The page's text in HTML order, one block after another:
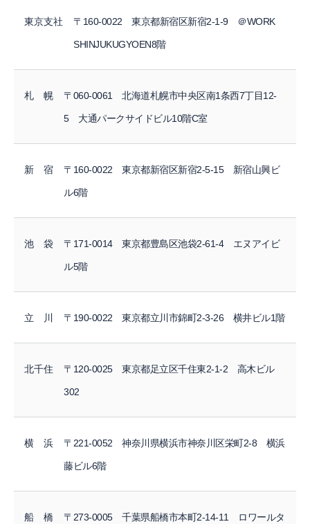
東京支社
〒160-0022 東京都新宿区新宿2-1-9 ＠WORK
SHINJUKUGYOEN8階
札 幌
〒060-0061 北海道札幌市中央区南1条西7丁目12-
5 大通パークサイドビル10階C室
新 宿
〒160-0022 東京都新宿区新宿2-5-15 新宿山興ビ
ル6階
池 袋
〒171-0014 東京都豊島区池袋2-61-4 エヌアイビ
ル5階
立 川 〒190-0022 東京都立川市錦町2-3-26 横井ビル1階
北千住
〒120-0025 東京都足立区千住東2-1-2 高木ビル
302
横 浜
〒221-0052 神奈川県横浜市神奈川区栄町2-8 横浜
藤ビル6階
船 橋
〒273-0005 千葉県船橋市本町2-14-11 ロワールタ